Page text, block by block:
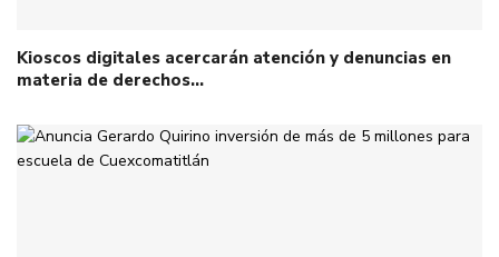
Kioscos digitales acercarán atención y denuncias en
materia de derechos…